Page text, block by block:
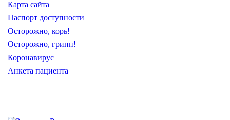
Карта сайта
Паспорт доступности
Осторожно, корь!
Осторожно, грипп!
Коронавирус
Анкета пациента